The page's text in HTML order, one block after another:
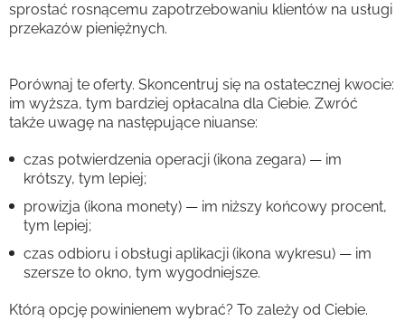
sprostać rosnącemu zapotrzebowaniu klientów na usługi
przekazów pieniężnych.
Porównaj te oferty. Skoncentruj się na ostatecznej kwocie:
im wyższa, tym bardziej opłacalna dla Ciebie. Zwróć
także uwagę na następujące niuanse:
czas potwierdzenia operacji (ikona zegara) — im
krótszy, tym lepiej;
prowizja (ikona monety) — im niższy końcowy procent,
tym lepiej;
czas odbioru i obsługi aplikacji (ikona wykresu) — im
szersze to okno, tym wygodniejsze.
Którą opcję powinienem wybrać? To zależy od Ciebie.